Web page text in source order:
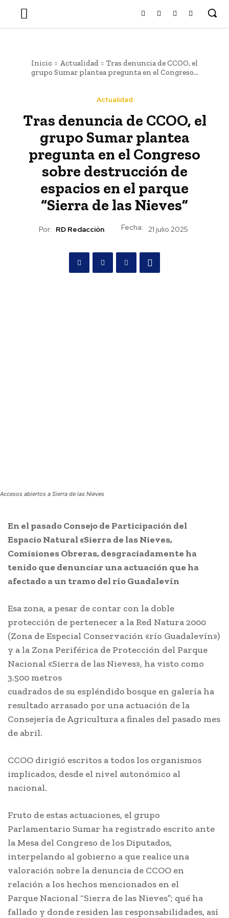
Inicio Actualidad
Tras denuncia de CCOO, el
grupo Sumar plantea pregunta en el Congreso...
Actualidad
Tras denuncia de CCOO, el
grupo Sumar plantea
pregunta en el Congreso
sobre destrucción de
espacios en el parque
“Sierra de las Nieves”
Por: RD Redacción Fecha: 21 julio 2025
Accesos abiertos a Sierra de las Nieves
En el pasado Consejo de Participación del
Espacio Natural «Sierra de las Nieves,
Comisiones Obreras, desgraciadamente ha
tenido que denunciar una actuación que ha
afectado a un tramo del río Guadalevín
Esa zona, a pesar de contar con la doble
protección de pertenecer a la Red Natura 2000
(Zona de Especial Conservación «río Guadalevín»)
y a la Zona Periférica de Protección del Parque
Nacional «Sierra de las Nieves», ha visto como
3.500 metros
cuadrados de su espléndido bosque en galería ha
resultado arrasado por una actuación de la
Consejería de Agricultura a finales del pasado mes
de abril.
CCOO dirigió escritos a todos los organismos
implicados, desde el nivel autonómico al
nacional.
Fruto de estas actuaciones, el grupo
Parlamentario Sumar ha registrado escrito ante
la Mesa del Congreso de los Diputados,
interpelando al gobierno a que realice una
valoración sobre la denuncia de CCOO en
relación a los hechos mencionados en el
Parque Nacional “Sierra de las Nieves”; qué ha
fallado y donde residen las responsabilidades, así